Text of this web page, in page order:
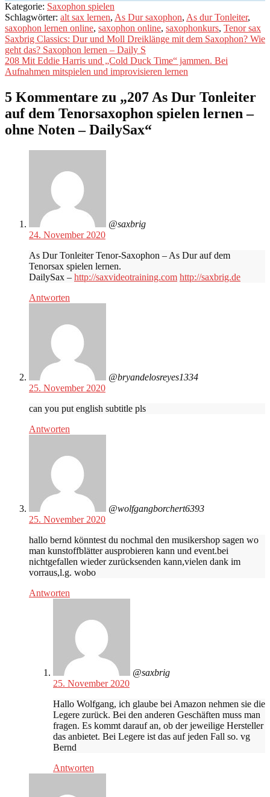
Kategorie: Saxophon spielen
Schlagwörter: alt sax lernen, As Dur saxophon, As dur Tonleiter,
saxophon lernen online, saxophon online, saxophonkurs, Tenor sax
Beitragsnavigation
Vorheriger
Beitrag:
Saxbrig Classics: Dur und Moll Dreiklänge mit dem Saxophon? Wie
geht das? Saxophon lernen – Daily S
Nächster
Beitrag:
208 Mit Eddie Harris und „Cold Duck Time“ jammen. Bei
Aufnahmen mitspielen und improvisieren lernen
5 Kommentare zu „207 As Dur Tonleiter
auf dem Tenorsaxophon spielen lernen –
ohne Noten – DailySax“
@saxbrig
24. November 2020
As Dur Tonleiter Tenor-Saxophon – As Dur auf dem
Tenorsax spielen lernen.
DailySax – http://saxvideotraining.com http://saxbrig.de
Antworten
@bryandelosreyes1334
25. November 2020
can you put english subtitle pls
Antworten
@wolfgangborchert6393
25. November 2020
hallo bernd könntest du nochmal den musikershop sagen wo
man kunstoffblätter ausprobieren kann und event.bei
nichtgefallen wieder zurücksenden kann,vielen dank im
vorraus,l.g. wobo
Antworten
@saxbrig
25. November 2020
Hallo Wolfgang, ich glaube bei Amazon nehmen sie die
Legere zurück. Bei den anderen Geschäften muss man
fragen. Es kommt darauf an, ob der jeweilige Hersteller
das anbietet. Bei Legere ist das auf jeden Fall so. vg
Bernd
Antworten